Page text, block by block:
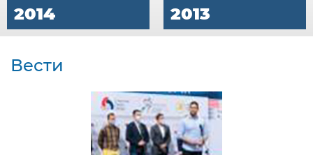
2014 2013
Вести